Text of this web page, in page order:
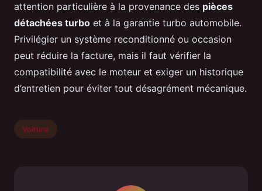
attention particulière à la provenance des pièces
détachées turbo et à la garantie turbo automobile.
Privilégier un système reconditionné ou occasion
peut réduire la facture, mais il faut vérifier la
compatibilité avec le moteur et exiger un historique
d’entretien pour éviter tout désagrément mécanique.
Voiture